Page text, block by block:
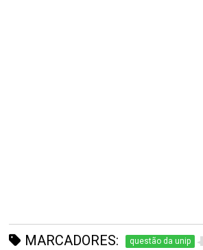
MARCADORES: questão da unip